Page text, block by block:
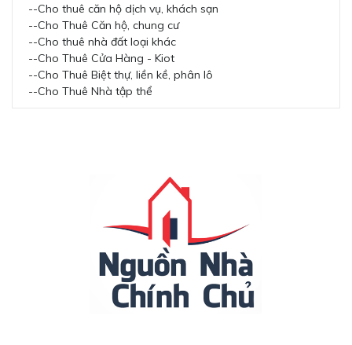
--Cho thuê căn hộ dịch vụ, khách sạn
--Cho Thuê Căn hộ, chung cư
--Cho thuê nhà đất loại khác
--Cho Thuê Cửa Hàng - Kiot
--Cho Thuê Biệt thự, liền kề, phân lô
--Cho Thuê Nhà tập thể